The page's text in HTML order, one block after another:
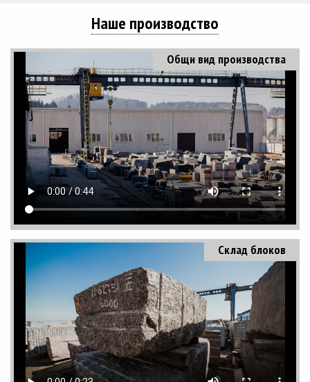
Наше производство
Общи вид производства
Склад блоков